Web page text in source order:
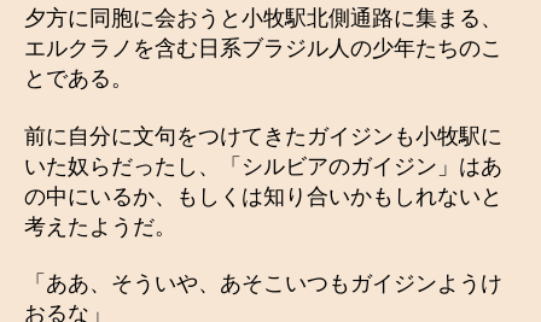
夕方に同胞に会おうと小牧駅北側通路に集まる、
エルクラノを含む日系ブラジル人の少年たちのこ
とである。
前に自分に文句をつけてきたガイジンも小牧駅に
いた奴らだったし、「シルビアのガイジン」はあ
の中にいるか、もしくは知り合いかもしれないと
考えたようだ。
「ああ、そういや、あそこいつもガイジンようけ
おるな」